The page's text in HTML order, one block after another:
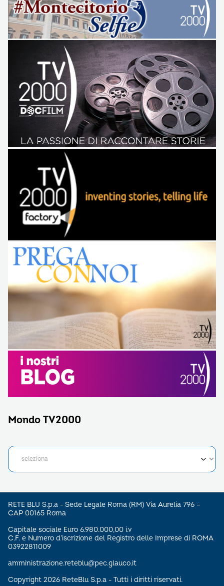
Mondo TV2000
RETE BLU S.p.a - Sede Legale Roma (RM) Via Aurelia 796 –
CAP 00165 Roma
Capitale sociale Euro 6.980.000,00 i.v
C.F. e Numero d’iscrizione del Registro delle Imprese di ROMA
03922811009
amministrazione.reteblu@pec.glauco.it
Copyright 2026 ReteBlu S.p.a - Tutti i diritti riservati.